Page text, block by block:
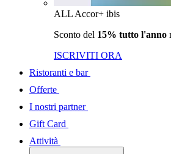
ALL Accor+ ibis
Sconto del 15% tutto l'anno
ISCRIVITI ORA
Ristoranti e bar
Offerte
I nostri partner
Gift Card
Attività